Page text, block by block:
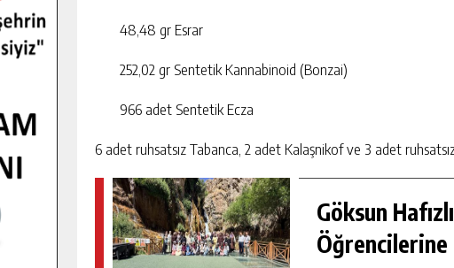
48,48 gr Esrar
252,02 gr Sentetik Kannabinoid (Bonzai)
966 adet Sentetik Ecza
6 adet ruhsatsız Tabanca, 2 adet Kalaşnikof ve 3 adet
Göksun
Öğrencilerine
GÜNLÜK HABER AKIŞI
GENÇLER PUSULA MARAŞ KAMPINDA
YENI MEDYA VE FOTOĞRAFÇILIĞI
KEŞFETTI.